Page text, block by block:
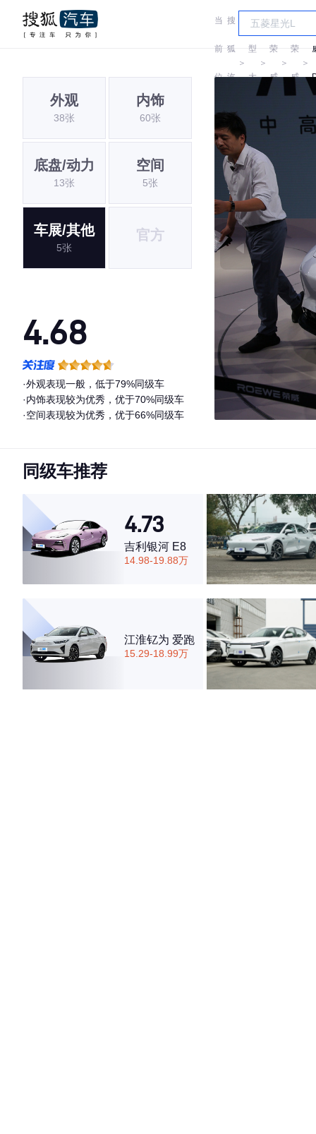
当
前
位
搜
狐
汽
＞
车
型
大
＞
荣
威
＞
荣
威
＞
外观
38张
内饰
60张
底盘/动力
13张
空间
5张
车展/其他
5张
官方
4.68
·外观表现一般，低于79%同级车
·内饰表现较为优秀，优于70%同级车
·空间表现较为优秀，优于66%同级车
同级车推荐
4.73
吉利银河 E8
14.98-19.88万
江淮钇为 爱跑
15.29-18.99万